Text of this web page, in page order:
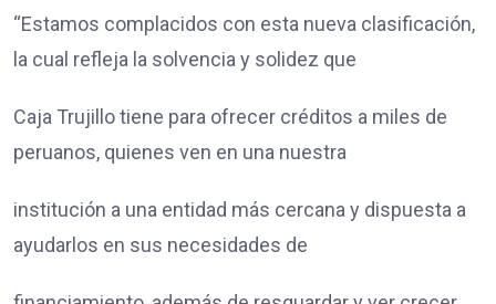
“Estamos complacidos con esta nueva clasificación,
la cual refleja la solvencia y solidez que
Caja Trujillo tiene para ofrecer créditos a miles de
peruanos, quienes ven en una nuestra
institución a una entidad más cercana y dispuesta a
ayudarlos en sus necesidades de